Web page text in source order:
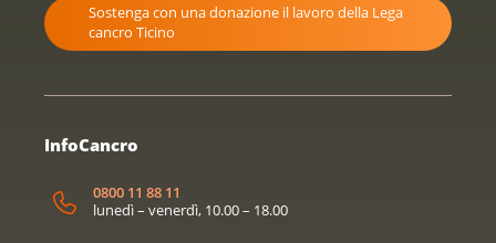
Sostenga con una donazione il lavoro della Lega
cancro Ticino
InfoCancro
0800 11 88 11
lunedì – venerdì, 10.00 – 18.00